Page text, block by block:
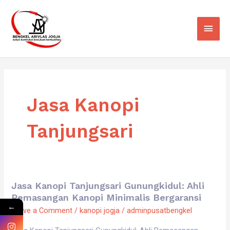
content
Jasa Kanopi
Tanjungsari
Jasa Kanopi Tanjungsari Gunungkidul: Ahli
Pemasangan Kanopi Minimalis Bergaransi
Leave a Comment /kanopi jogja /adminpusatbengkel
Jasa
Kanopi
Tanjungsari
Gunungkidul:
←